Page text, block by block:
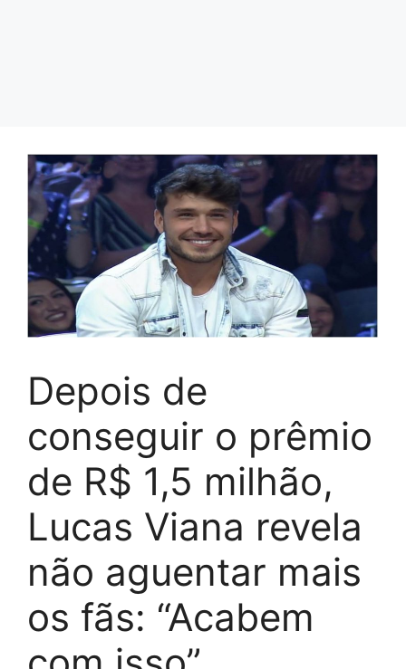
Depois de
conseguir o prêmio
de R$ 1,5 milhão,
Lucas Viana revela
não aguentar mais
os fãs: “Acabem